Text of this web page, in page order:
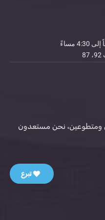
نحن مستعدون
تبرع